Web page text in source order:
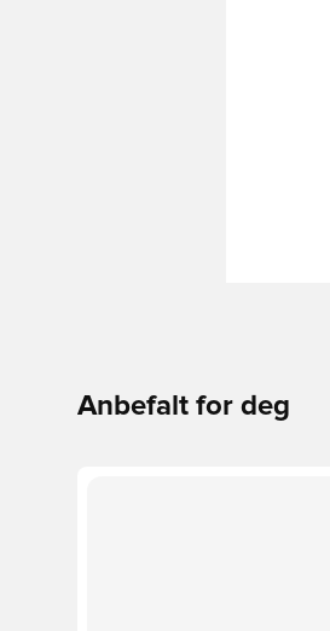
Anbefalt for deg